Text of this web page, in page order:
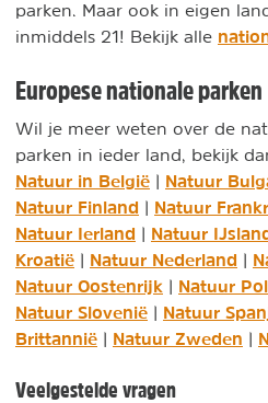
parken. Maar ook in eigen
inmiddels 21! Bekijk alle
Europese nationale parken
Wil je meer weten over de
parken in ieder land, bekijk
Natuur in België | Natuur
Natuur Finland | Natuur
Natuur Ierland | Natuur
Kroatië | Natuur Nederland |
Natuur Oostenrijk | Natuur
Natuur Slovenië | Natuur
Brittannië | Natuur Zweden |
Veelgestelde vragen